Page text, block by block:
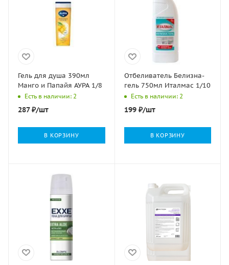
Гель для душа 390мл
Манго и Папайя АУРА 1/8
Есть в наличии: 2
287₽/шт
В КОРЗИНУ
Отбеливатель Белизна-
гель 750мл Италмас 1/10
Есть в наличии: 2
199₽/шт
В КОРЗИНУ